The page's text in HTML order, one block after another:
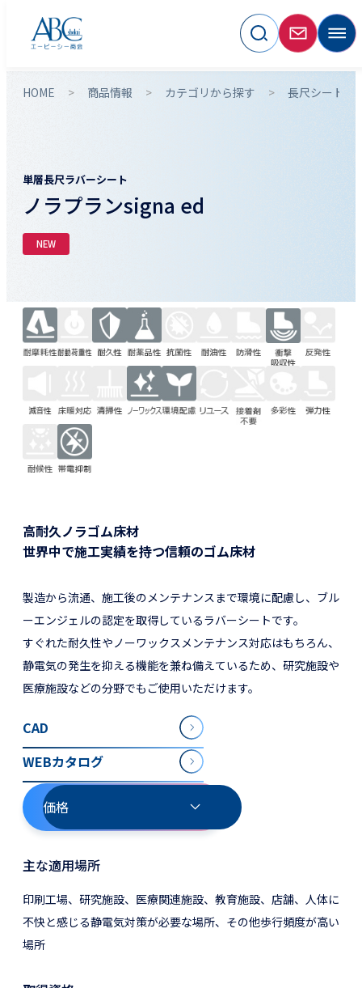
HOME 商品情報 カテゴリから探す 長尺シート・
単層長尺ラバーシート
ノラプランsigna ed
NEW
高耐久ノラゴム床材
世界中で施工実績を持つ信頼のゴム床材
製造から流通、施工後のメンテナンスまで環境に配慮し、ブル
ーエンジェルの認定を取得しているラバーシートです。
すぐれた耐久性やノーワックスメンテナンス対応はもちろん、
静電気の発生を抑える機能を兼ね備えているため、研究施設や
医療施設などの分野でもご使用いただけます。
CAD
WEBカタログ
価格
主な適用場所
印刷工場、研究施設、医療関連施設、教育施設、店舗、人体に
不快と感じる静電気対策が必要な場所、その他歩行頻度が高い
場所